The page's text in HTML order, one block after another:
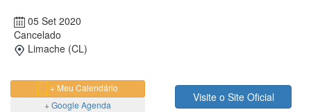
05 Set 2020
Cancelado
Limache (CL)
+ Meu Calendário
+ Google Agenda
Visite o Site Oficial